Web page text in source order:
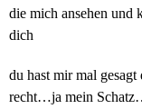
die mich ansehen und
dich
du hast mir mal
recht…ja mein